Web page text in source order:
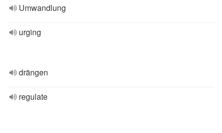
Umwandlung
urging
drängen
regulate